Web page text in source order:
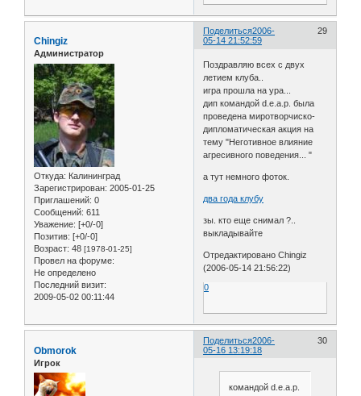
Поделиться 29
2006-
05-14 21:52:59
Chingiz
Администратор
Откуда: Калининград
Зарегистрирован: 2005-01-25
Приглашений: 0
Сообщений: 611
Уважение: [+0/-0]
Позитив: [+0/-0]
Возраст: 48 [1978-01-25]
Провел на форуме:
Не определено
Последний визит:
2009-05-02 00:11:44
Поздравляю всех с двух
летием клуба..
игра прошла на ура...
дип командой d.e.a.p. была
проведена миротворчиско-
дипломатическая акция на
тему "Неготивное влияние
агресивного поведения... "
а тут немного фоток.
два года клубу
зы. кто еще снимал ?..
выкладывайте
Отредактировано Chingiz
(2006-05-14 21:56:22)
0
Поделиться 30
2006-
05-16 13:19:18
Obmorok
Игрок
командой d.e.a.p.